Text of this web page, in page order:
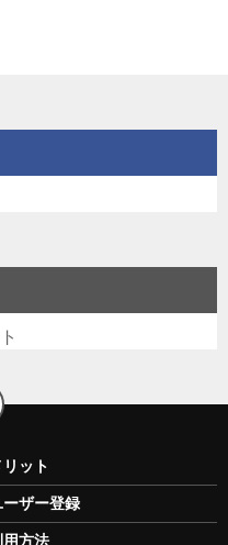
リット
ーザー登録
用方法